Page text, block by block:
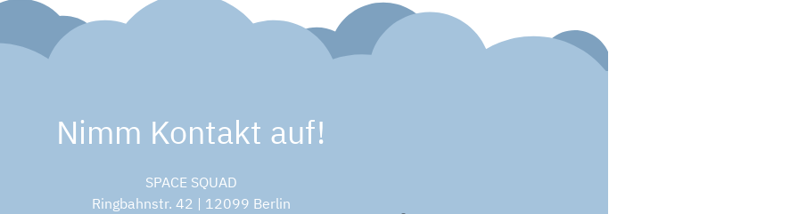
Nimm Kontakt auf!
SPACE SQUAD
Ringbahnstr. 42 | 12099 Berlin